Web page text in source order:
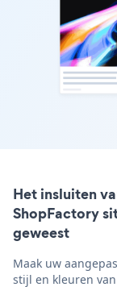
Het insluiten
ShopFactory
geweest
Maak uw
stijl en kleuren